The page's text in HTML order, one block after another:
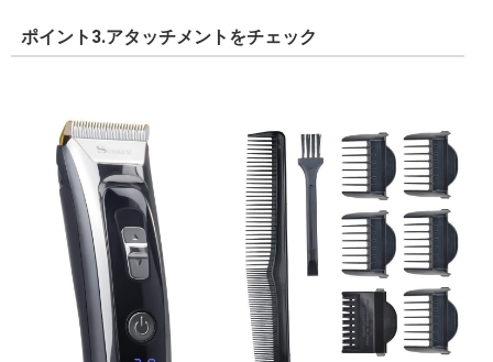
ポイント3.アタッチメントをチェック